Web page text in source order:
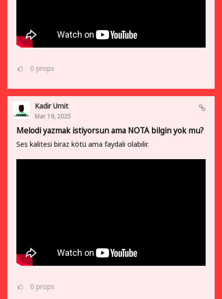
0 props
Kadir Umit
Mar 19, 2025
Melodi yazmak istiyorsun ama NOTA bilgin yok mu?
Ses kalitesi biraz kötü ama faydalı olabilir.
0 props